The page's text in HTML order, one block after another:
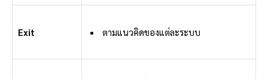
Exit ตามแนวคิดของแต่ละระบบ